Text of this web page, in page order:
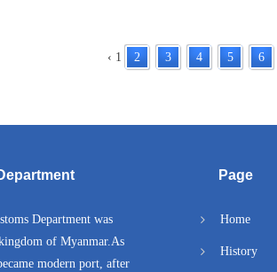
‹ 1 2 3 4 5 6
Department was
of Myanmar.As
modern port, after
Page
Home
History